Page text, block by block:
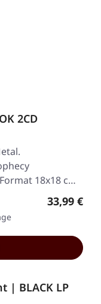
2CD
18x18 cm,
Regulärer
33,99 €
| BLACK LP